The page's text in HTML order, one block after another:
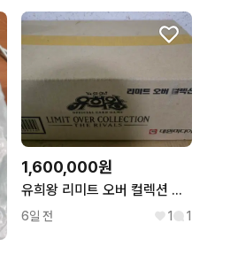
1,600,000원
유희왕 리미트 오버 컬렉션 더 라이벌즈 카톤 판매합니다
6일 전 1 1